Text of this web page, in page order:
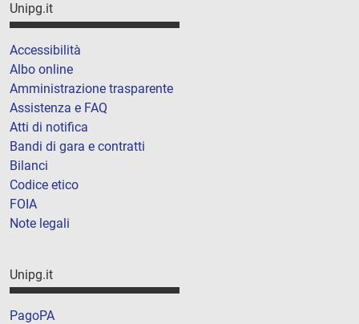
Unipg.it
Accessibilità
Albo online
Amministrazione trasparente
Assistenza e FAQ
Atti di notifica
Bandi di gara e contratti
Bilanci
Codice etico
FOIA
Note legali
Unipg.it
PagoPA